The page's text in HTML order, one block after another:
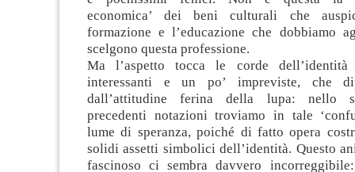
economica’ dei beni culturali che
formazione e l’educazione che dobbiamo
scelgono questa professione.
Ma l’aspetto tocca le corde dell’identità
interessanti e un po’ impreviste, che
dall’attitudine ferina della lupa: nello
precedenti notazioni troviamo in tale
lume di speranza, poiché di fatto opera
solidi assetti simbolici dell’identità. Questo
fascinoso ci sembra davvero